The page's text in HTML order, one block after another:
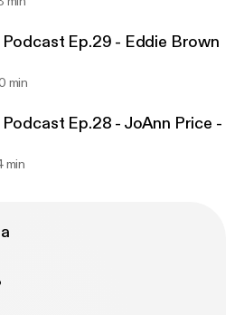
Ep.29 - Eddie Brown
min
Ep.28 - JoAnn Price -
min